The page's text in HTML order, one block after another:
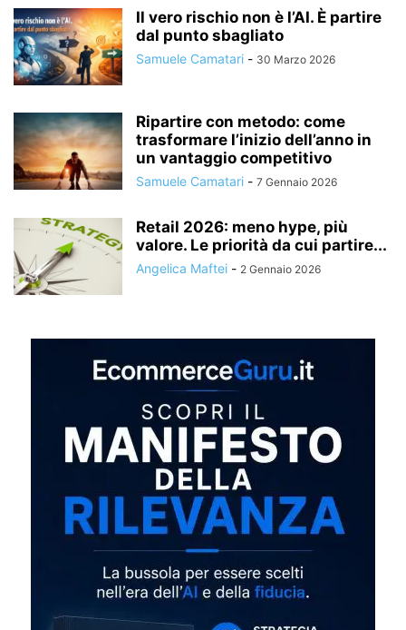
Il vero rischio non è l’AI. È partire
dal punto sbagliato
Samuele Camatari - 30 Marzo 2026
Ripartire con metodo: come
trasformare l’inizio dell’anno in
un vantaggio competitivo
Samuele Camatari - 7 Gennaio 2026
Retail 2026: meno hype, più
valore. Le priorità da cui partire...
Angelica Maftei - 2 Gennaio 2026